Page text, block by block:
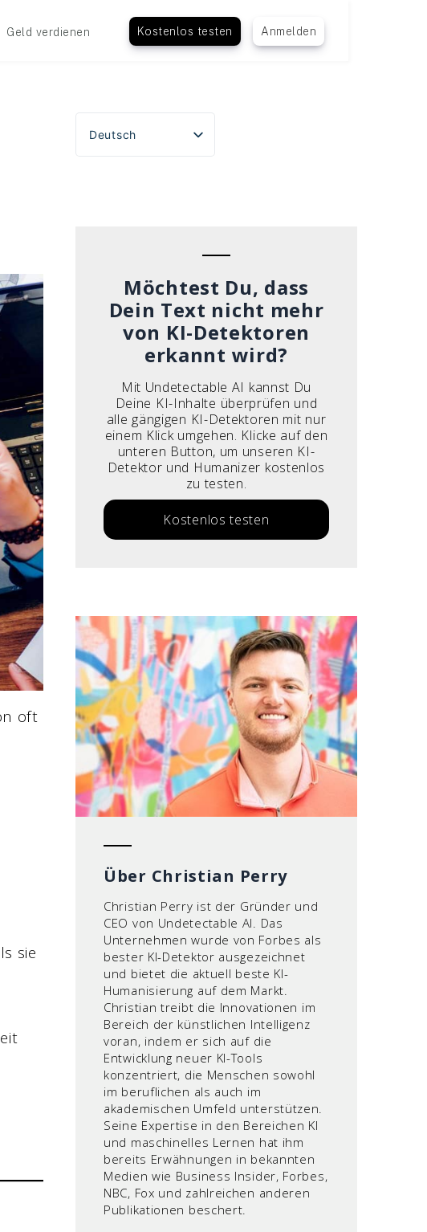
Geld verdienen Kostenlos testen Anmelden
oft
sie
Deutsch
English
Möchtest Du, dass
Dein Text nicht mehr
von KI-Detektoren
erkannt wird?
Mit Undetectable AI kannst Du
Deine KI-Inhalte überprüfen und
alle gängigen KI-Detektoren mit nur
einem Klick umgehen. Klicke auf den
unteren Button, um unseren KI-
Detektor und Humanizer kostenlos
zu testen.
Kostenlos testen
Über Christian Perry
Christian Perry ist der Gründer und
CEO von Undetectable AI. Das
Unternehmen wurde von Forbes als
bester KI-Detektor ausgezeichnet
und bietet die aktuell beste KI-
Humanisierung auf dem Markt.
Christian treibt die Innovationen im
Bereich der künstlichen Intelligenz
voran, indem er sich auf die
Entwicklung neuer KI-Tools
konzentriert, die Menschen sowohl
im beruflichen als auch im
akademischen Umfeld unterstützen.
Seine Expertise in den Bereichen KI
und maschinelles Lernen hat ihm
bereits Erwähnungen in bekannten
Medien wie Business Insider, Forbes,
NBC, Fox und zahlreichen anderen
Publikationen beschert.